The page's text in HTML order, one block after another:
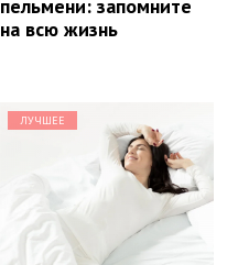
пельмени: запомните
на всю жизнь
ЛУЧШЕЕ